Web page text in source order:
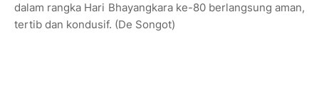
dalam rangka Hari Bhayangkara ke-80 berlangsung aman,
tertib dan kondusif. (De Songot)